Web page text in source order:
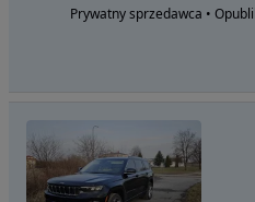
Prywatny sprzedawca •